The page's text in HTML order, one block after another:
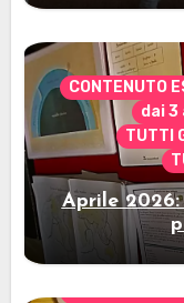
CONTENUTO
dai 3
TUTTI
Aprile